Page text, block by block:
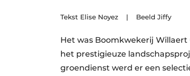
Tekst Elise Noyez | Beeld Jiffy
Het was Boomkwekerij
het prestigieuze
groendienst werd er een